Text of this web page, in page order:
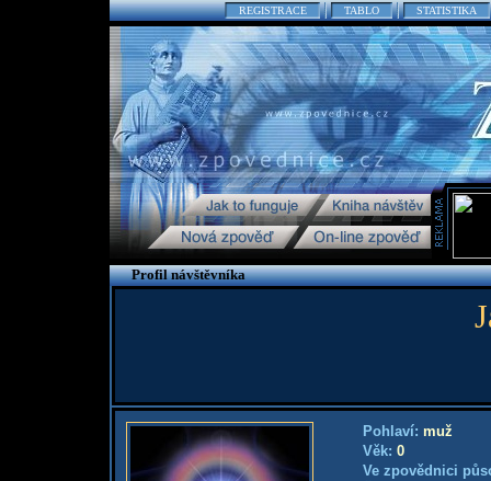
REGISTRACE TABLO STATISTIKA
Profil návštěvníka
Pohlaví: muž
Věk: 0
Ve zpovědnici